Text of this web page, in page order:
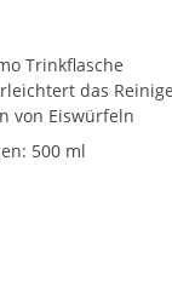
Trinkflasche
das
von Eiswürfeln
500 ml